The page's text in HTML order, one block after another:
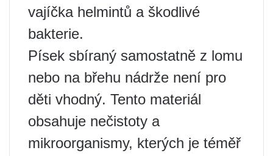
vajíčka helmintů a škodlivé
bakterie.
Písek sbíraný samostatně z lomu
nebo na břehu nádrže není pro
děti vhodný. Tento materiál
obsahuje nečistoty a
mikroorganismy, kterých je téměř